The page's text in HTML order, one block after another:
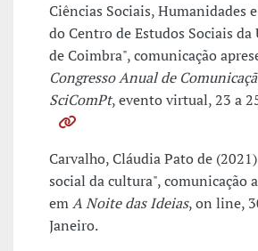
Ciências Sociais, Humanidades
do Centro de Estudos Sociais
de Coimbra", comunicação
Congresso Anual de
SciComPt, evento virtual, 23 a
Carvalho, Cláudia Pato de
social da cultura", comunicação
emA Noite das Ideias, on line,
Janeiro.